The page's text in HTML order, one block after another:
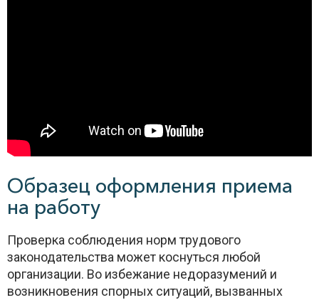
Образец оформления приема
на работу
Проверка соблюдения норм трудового
законодательства может коснуться любой
организации. Во избежание недоразумений и
возникновения спорных ситуаций, вызванных